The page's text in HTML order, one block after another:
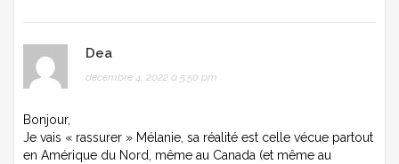
Dea
décembre 4, 2022 à 5:50 pm
Bonjour,
Je vais « rassurer » Mélanie, sa réalité est celle vécue partout
en Amérique du Nord, même au Canada (et même au